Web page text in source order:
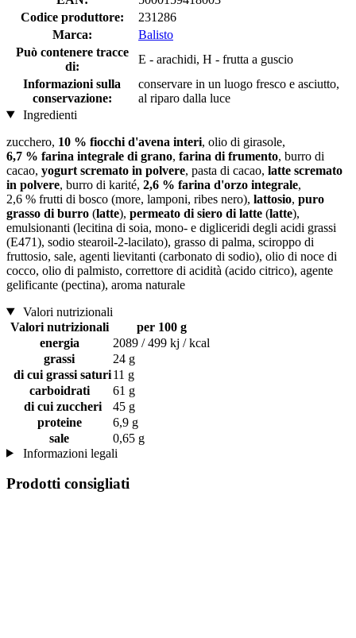
Codice produttore:
231286
Marca:
Balisto
Può contenere tracce
di:
E - arachidi, H - frutta a guscio
Informazioni sulla
conservazione:
conservare in un luogo fresco e asciutto,
al riparo dalla luce
Ingredienti
zucchero, 10 % fiocchi d'avena interi, olio di girasole,
6,7 % farina integrale di grano, farina di frumento, burro di
cacao, yogurt scremato in polvere, pasta di cacao, latte scremato
in polvere, burro di karité, 2,6 % farina d'orzo integrale,
2,6 % frutti di bosco (more, lamponi, ribes nero), lattosio, puro
grasso di burro (latte), permeato di siero di latte (latte),
emulsionanti (lecitina di soia, mono- e digliceridi degli acidi grassi
(E471), sodio stearoil-2-lacilato), grasso di palma, sciroppo di
fruttosio, sale, agenti lievitanti (carbonato di sodio), olio di noce di
cocco, olio di palmisto, correttore di acidità (acido citrico), agente
gelificante (pectina), aroma naturale
Valori nutrizionali
Valori nutrizionali
per 100 g
energia
2089 / 499 kj / kcal
grassi
24 g
di cui grassi saturi11 g
carboidrati
61 g
di cui zuccheri
45 g
proteine
6,9 g
sale
0,65 g
Informazioni legali
Prodotti consigliati